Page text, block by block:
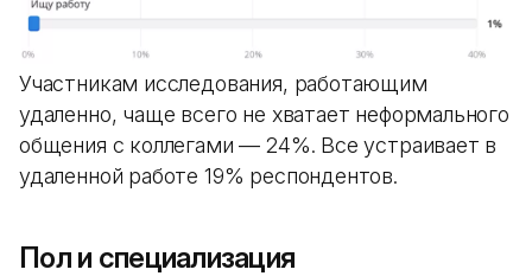
Участникам исследования, работающим
удаленно, чаще всего не хватает неформального
общения с коллегами — 24%. Все устраивает в
удаленной работе 19% респондентов.
Пол и специализация